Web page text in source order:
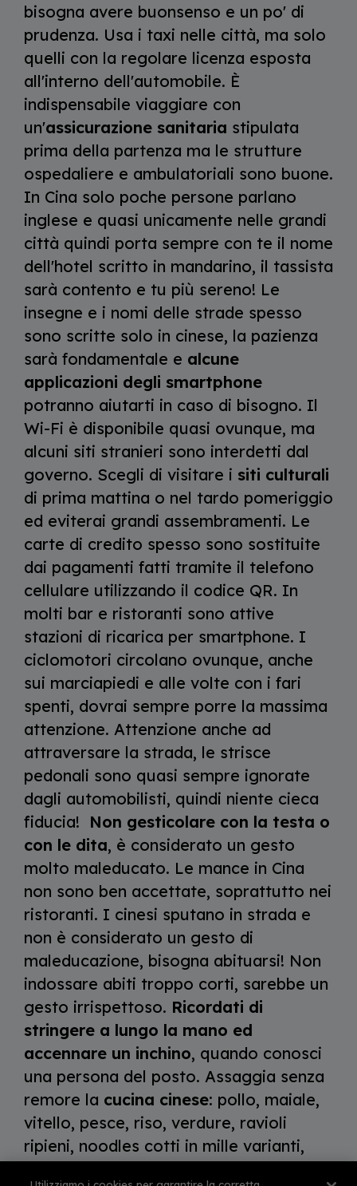
bisogna avere buonsenso e un po' di
prudenza. Usa i taxi nelle città, ma solo
quelli con la regolare licenza esposta
all'interno dell'automobile. È
indispensabile viaggiare con
un'assicurazione sanitaria stipulata
prima della partenza ma le strutture
ospedaliere e ambulatoriali sono buone.
In Cina solo poche persone parlano
inglese e quasi unicamente nelle grandi
città quindi porta sempre con te il nome
dell'hotel scritto in mandarino, il tassista
sarà contento e tu più sereno! Le
insegne e i nomi delle strade spesso
sono scritte solo in cinese, la pazienza
sarà fondamentale e alcune
applicazioni degli smartphone
potranno aiutarti in caso di bisogno. Il
Wi-Fi è disponibile quasi ovunque, ma
alcuni siti stranieri sono interdetti dal
governo. Scegli di visitare i siti culturali
di prima mattina o nel tardo pomeriggio
ed eviterai grandi assembramenti. Le
carte di credito spesso sono sostituite
dai pagamenti fatti tramite il telefono
cellulare utilizzando il codice QR. In
molti bar e ristoranti sono attive
stazioni di ricarica per smartphone. I
ciclomotori circolano ovunque, anche
sui marciapiedi e alle volte con i fari
spenti, dovrai sempre porre la massima
attenzione. Attenzione anche ad
attraversare la strada, le strisce
pedonali sono quasi sempre ignorate
dagli automobilisti, quindi niente cieca
fiducia! Non gesticolare con la testa o
con le dita, è considerato un gesto
molto maleducato. Le mance in Cina
non sono ben accettate, soprattutto nei
ristoranti. I cinesi sputano in strada e
non è considerato un gesto di
maleducazione, bisogna abituarsi! Non
indossare abiti troppo corti, sarebbe un
gesto irrispettoso. Ricordati di
stringere a lungo la mano ed
accennare un inchino, quando conosci
una persona del posto. Assaggia senza
remore la cucina cinese: pollo, maiale,
vitello, pesce, riso, verdure, ravioli
ripieni, noodles cotti in mille varianti,